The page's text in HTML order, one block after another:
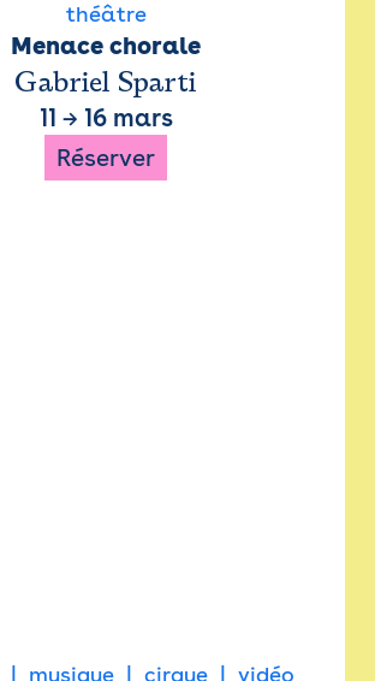
théâtre
Menace chorale
Gabriel Sparti
11 → 16 mars
Réserver
musique cirque vidéo